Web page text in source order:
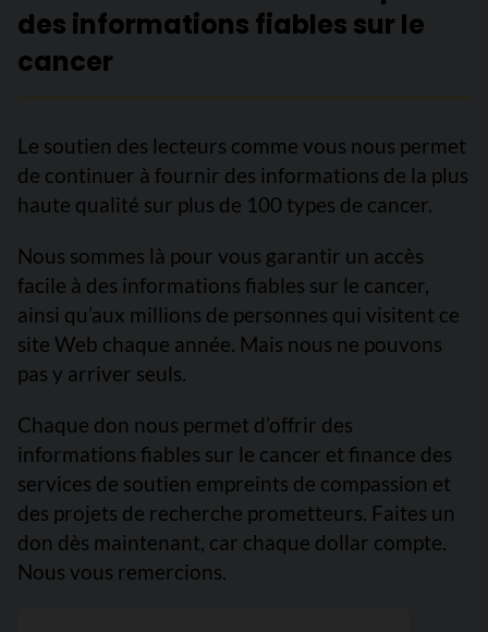
des informations fiables sur le
cancer
Le soutien des lecteurs comme vous nous permet
de continuer à fournir des informations de la plus
haute qualité sur plus de 100 types de cancer.
Nous sommes là pour vous garantir un accès
facile à des informations fiables sur le cancer,
ainsi qu’aux millions de personnes qui visitent ce
site Web chaque année. Mais nous ne pouvons
pas y arriver seuls.
Chaque don nous permet d’offrir des
informations fiables sur le cancer et finance des
services de soutien empreints de compassion et
des projets de recherche prometteurs. Faites un
don dès maintenant, car chaque dollar compte.
Nous vous remercions.